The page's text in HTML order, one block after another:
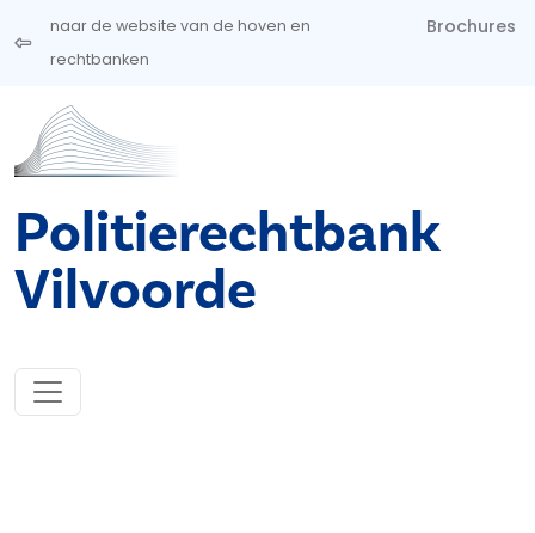
Overslaan en naar de inhoud gaan
naar de website van de hoven en
rechtbanken
Brochures
Politierechtbank
Vilvoorde